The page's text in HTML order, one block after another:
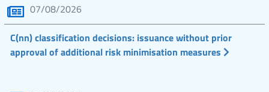
07/08/2026
C(nn) classification decisions: issuance without prior
approval of additional risk minimisation measures